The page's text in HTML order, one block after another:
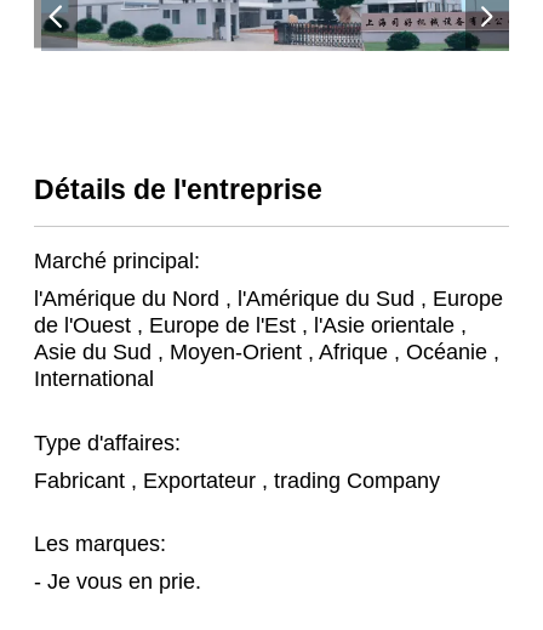
Détails de l'entreprise
Marché principal:
l'Amérique du Nord , l'Amérique du Sud , Europe
de l'Ouest , Europe de l'Est , l'Asie orientale ,
Asie du Sud , Moyen-Orient , Afrique , Océanie ,
International
Type d'affaires:
Fabricant , Exportateur , trading Company
Les marques:
- Je vous en prie.